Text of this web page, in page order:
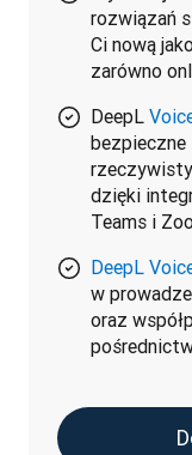
rozwiązań
Ci nową
zarówno
DeepL
bezpieczne
dzięki
Teams i
DeepL
w
oraz